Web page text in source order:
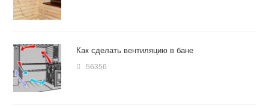
Как сделать вентиляцию в бане
56356